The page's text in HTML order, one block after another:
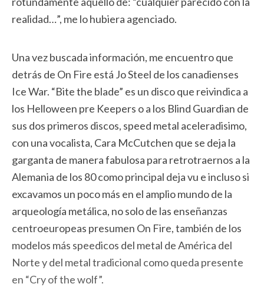
realidad…”, me lo hubiera agenciado.
Una vez buscada información, me encuentro que
detrás de On Fire está Jo Steel de los canadienses
Ice War. “Bite the blade” es un disco que reivindica a
los Helloween pre Keepers o a los Blind Guardian de
sus dos primeros discos, speed metal aceleradisimo,
con una vocalista, Cara McCutchen que se deja la
garganta de manera fabulosa para retrotraernos a la
Alemania de los 80 como principal deja vu e incluso si
excavamos un poco más en el amplio mundo de la
arqueología metálica, no solo de las enseñanzas
centroeuropeas presumen On Fire, también de los
modelos más speedicos del metal de América del
Norte y del metal tradicional como queda presente
en “Cry of the wolf”.